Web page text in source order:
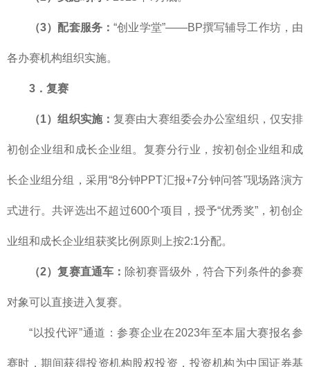
（3）配套服务：“创业学堂”——BP撰写辅导工作坊，由
各办赛机构组织实施。
3．复赛
（1）组织实施： 复赛由大赛组委会办公室组织，仅安排
初创企业组和成长企业组。复赛分行业，按初创企业组和成
长企业组分组，采用“8分钟PPT汇报+7分钟问答”现场路演方
式进行。共评选出不超过600个项目，授予“优秀奖”，初创企
业组和成长企业组获奖比例原则上按2:1分配。
（2）复赛直通车： 除初赛晋级外，符合下列条件的参赛
对象可以直接进入复赛。
“以投代评”通道：参赛企业在2023年至本届大赛报名参
赛时，期间获得投资机构股权投资，投资机构为中国证券基